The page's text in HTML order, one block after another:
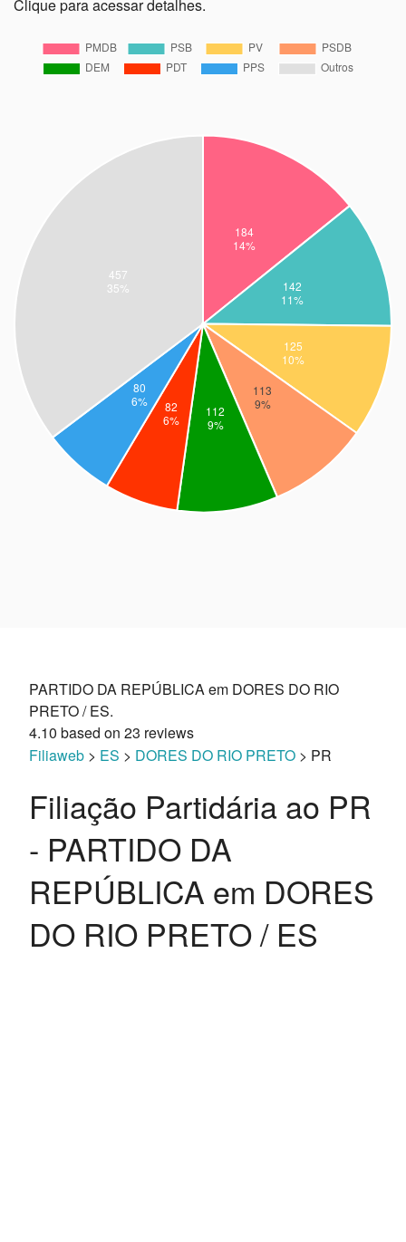
Clique para acessar detalhes.
PARTIDO DA REPÚBLICA em DORES DO RIO
PRETO / ES.
4.10 based on 23 reviews
Filiaweb > ES > DORES DO RIO PRETO > PR
Filiação Partidária ao PR
- PARTIDO DA
REPÚBLICA em DORES
DO RIO PRETO / ES